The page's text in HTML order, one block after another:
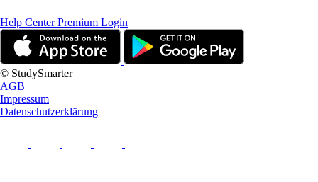
Help CenterPremium Login
© StudySmarter
AGB
Impressum
Datenschutzerklärung